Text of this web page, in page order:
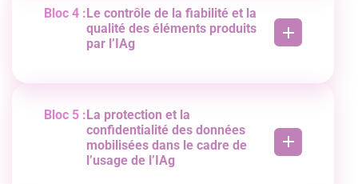
Optimisation des paramètres et consignes.
Ajustement des paramètres.
Anticipation des risques de biais de l’IA.
Bloc 4 : Le contrôle de la fiabilité et la
qualité des éléments produits
par l’IAg
générées par l’IA
Suppression des propos discriminatoires.
Bloc 5 : La protection et la
confidentialité des données
mobilisées dans le cadre de
l’usage de l’IAg